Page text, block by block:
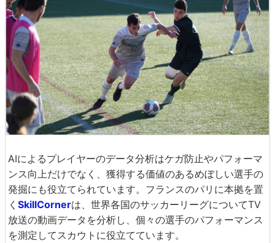
AIによるプレイヤーのデータ分析はケガ防止やパフォーマ
ンス向上だけでなく、獲得する価値のあるめぼしい選手の
発掘にも役立てられています。フランスのパリに本拠を置
く SkillCornerは、世界各国のサッカーリーグについてTV
放送の動画データを分析し、個々の選手のパフォーマンス
を測定してスカウトに役立てています。